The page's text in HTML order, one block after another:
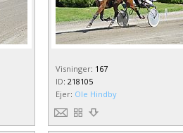
Visninger: 167
ID: 218105
Ejer: Ole Hindby